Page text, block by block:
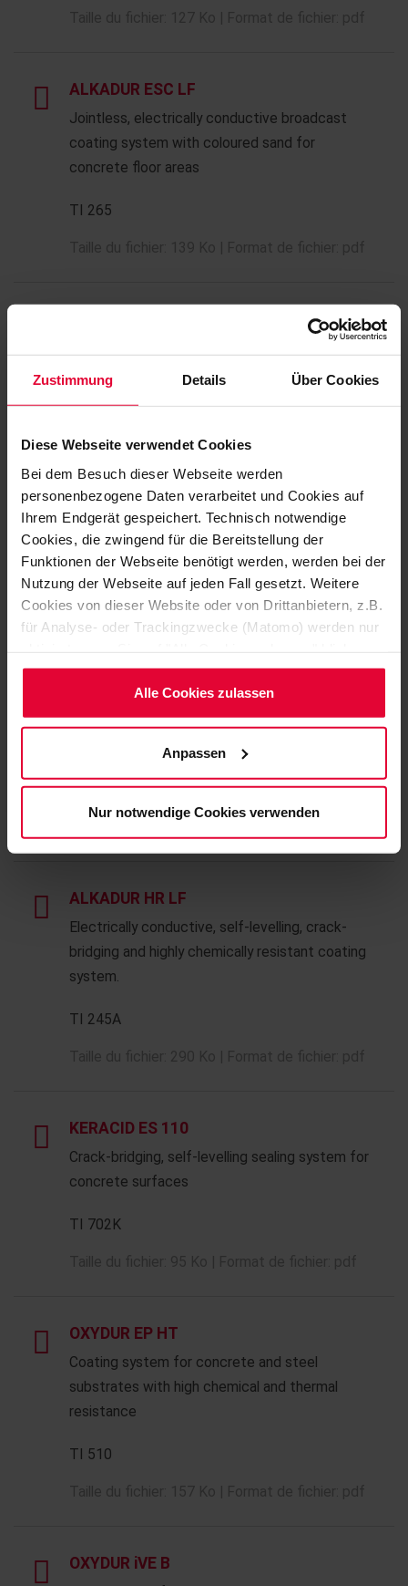
Zustimmung Details Über Cookies
Diese Webseite verwendet Cookies
Bei dem Besuch dieser Webseite werden
personenbezogene Daten verarbeitet und Cookies auf
Ihrem Endgerät gespeichert. Technisch notwendige
Cookies, die zwingend für die Bereitstellung der
Funktionen der Webseite benötigt werden, werden bei der
Nutzung der Webseite auf jeden Fall gesetzt. Weitere
Cookies von dieser Website oder von Drittanbietern, z.B.
für Analyse- oder Trackingzwecke (Matomo) werden nur
Möchten Sie dies nicht, klicken Sie bitte auf "Nur
notwendige Cookies verwenden". Mehr dazu
(einschließlich der Möglichkeit, die Einwilligungserklärung
Cookie-Hinweis(Link im Fuß der Website)
bzw. derDatenschutzerklärung.
Alle Cookies zulassen
Anpassen
Nur notwendige Cookies verwenden
ALKADUR ESC LF
Jointless, electrically conductive broadcast
coating system with coloured sand for
concrete floor areas
TI 265
ALKADUR ESC LF INCREASED LAYER
coating system with coloured sand for
TI 265A
Taille du fichier: 144 Ko | Format de fichier: pdf
ALKADUR ESD HC
Self-levelling, electrically conductive coating
system for areas with requirements according
to DIN EN 61340-5-1 (ESD) applicable also at
Taille du fichier: 123 Ko | Format de fichier: pdf
ti-alkadur-hr-245-en.pdf
ALKADUR HR LF
Electrically conductive, self-levelling, crack-
bridging and highly chemically resistant coating
system.
TI 245A
KERACID ES 110
Crack-bridging, self-levelling sealing system for
concrete surfaces
TI 702K
OXYDUR EP HT
Coating system for concrete and steel
substrates with high chemical and thermal
resistance
TI 510
OXYDUR iVE B